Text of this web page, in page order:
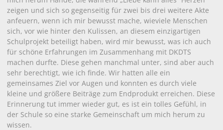
zeigen und sich so gegenseitig für zwei bis drei weitere Akte
anfeuern, wenn ich mir bewusst mache, wieviele Menschen
sich, vor wie hinter den Kulissen, an diesem einzigartigen
Schulprojekt beteiligt haben, wird mir bewusst, was ich auch
für schöne Erfahrungen im Zusammenhang mit DKDTS
machen durfte. Diese gehen manchmal unter, sind aber auch
sehr berechtigt, wie ich finde. Wir hatten alle ein
gemeinsames Ziel vor Augen und konnten es durch viele
kleine und größere Beiträge zum Endprodukt erreichen. Diese
Erinnerung tut immer wieder gut, es ist ein tolles Gefühl, in
der Schule so eine starke Gemeinschaft um mich herum zu
wissen.